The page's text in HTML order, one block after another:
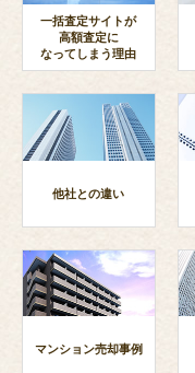
一括査定サイトが
高額査定に
なってしまう理由
他社との違い
マンション売却事例